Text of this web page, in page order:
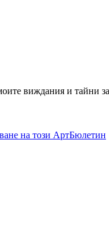
виждания и тайни за
на този АртБюлетин